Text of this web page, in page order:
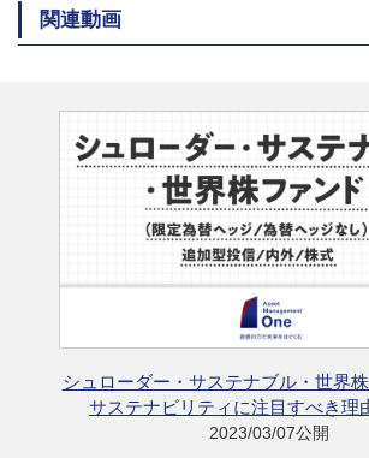
関連動画
シュローダー・サステナブル・世界
サステナビリティに注目すべき理
2023/03/07公開